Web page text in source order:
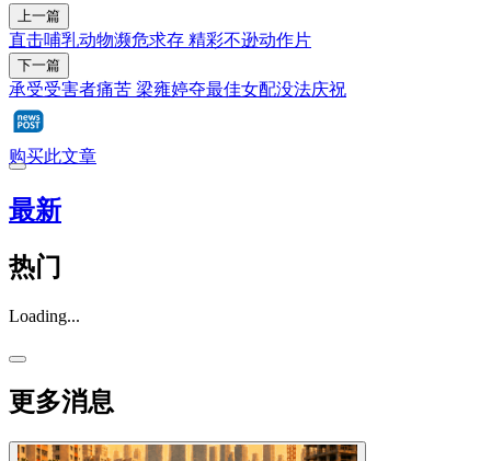
上一篇
直击哺乳动物濒危求存 精彩不逊动作片
下一篇
承受受害者痛苦 梁雍婷夺最佳女配没法庆祝
购买此文章
最新
热门
Loading...
更多消息